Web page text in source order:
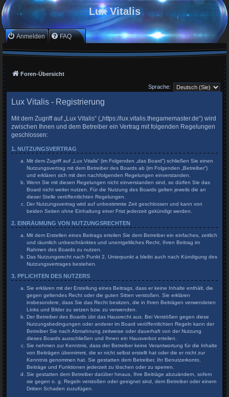
Lux Vitalis
Anmelden FAQ
Foren-Übersicht
Sprache:
Lux Vitalis - Registrierung
Mit dem Zugriff auf „Lux Vitalis“ („https://lux.vitalis.thegamemaster.de“) wird
zwischen Ihnen und dem Betreiber ein Vertrag mit folgenden Regelungen
geschlossen:
1. NUTZUNGSVERTRAG
Mit dem Zugriff auf „Lux Vitalis“ (im Folgenden „das Board“) schließen Sie einen
Nutzungsvertrag mit dem Betreiber des Boards ab (im Folgenden „Betreiber“)
und erklären sich mit den nachfolgenden Regelungen einverstanden.
Wenn Sie mit diesen Regelungen nicht einverstanden sind, so dürfen Sie das
Board nicht weiter nutzen. Für die Nutzung des Boards gelten jeweils die an
dieser Stelle veröffentlichten Regelungen.
Der Nutzungsvertrag wird auf unbestimmte Zeit geschlossen und kann von
beiden Seiten ohne Einhaltung einer Frist jederzeit gekündigt werden.
2. EINRÄUMUNG VON NUTZUNGSRECHTEN
Mit dem Erstellen eines Beitrags erteilen Sie dem Betreiber ein einfaches, zeitlich
und räumlich unbeschränktes und unentgeltliches Recht, Ihren Beitrag im
Rahmen des Boards zu nutzen.
Das Nutzungsrecht nach Punkt 2, Unterpunkt a bleibt auch nach Kündigung des
Nutzungsvertrages bestehen.
3. PFLICHTEN DES NUTZERS
Sie erklären mit der Erstellung eines Beitrags, dass er keine Inhalte enthält, die
gegen geltendes Recht oder die guten Sitten verstoßen. Sie erklären
insbesondere, dass Sie das Recht besitzen, die in Ihren Beiträgen verwendeten
Links und Bilder zu setzen bzw. zu verwenden.
Der Betreiber des Boards übt das Hausrecht aus. Bei Verstößen gegen diese
Nutzungsbedingungen oder anderer im Board veröffentlichten Regeln kann der
Betreiber Sie nach Abmahnung zeitweise oder dauerhaft von der Nutzung
dieses Boards ausschließen und Ihnen ein Hausverbot erteilen.
Sie nehmen zur Kenntnis, dass der Betreiber keine Verantwortung für die Inhalte
von Beiträgen übernimmt, die er nicht selbst erstellt hat oder die er nicht zur
Kenntnis genommen hat. Sie gestatten dem Betreiber, Ihr Benutzerkonto,
Beiträge und Funktionen jederzeit zu löschen oder zu sperren.
Sie gestatten dem Betreiber darüber hinaus, Ihre Beiträge abzuändern, sofern
sie gegen o. g. Regeln verstoßen oder geeignet sind, dem Betreiber oder einem
Dritten Schaden zuzufügen.